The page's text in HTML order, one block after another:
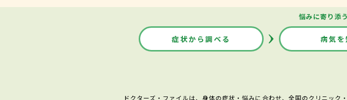
悩みに寄り添
症状から調べる 病気を
ドクターズ・ファイルは、身体の症状・悩みに合わせ、全国のクリニック